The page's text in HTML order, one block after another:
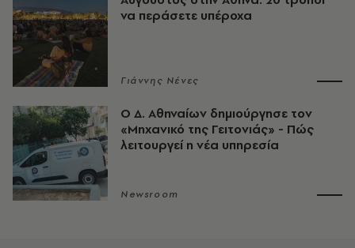
να περάσετε υπέροχα
Γιάννης Νένες
Ο Δ. Αθηναίων δημιούργησε τον
«Μηχανικό της Γειτονιάς» - Πώς
λειτουργεί η νέα υπηρεσία
Newsroom